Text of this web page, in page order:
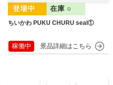
ちいかわ PUKU CHURU seal①
在庫 ○
稼働中